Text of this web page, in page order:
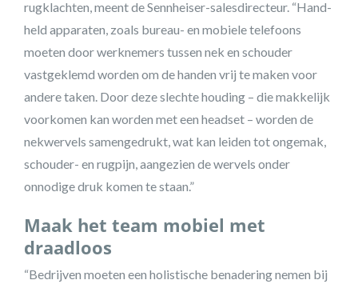
rugklachten, meent de Sennheiser-salesdirecteur. “Hand-
held apparaten, zoals bureau- en mobiele telefoons
moeten door werknemers tussen nek en schouder
vastgeklemd worden om de handen vrij te maken voor
andere taken. Door deze slechte houding – die makkelijk
voorkomen kan worden met een headset – worden de
nekwervels samengedrukt, wat kan leiden tot ongemak,
schouder- en rugpijn, aangezien de wervels onder
onnodige druk komen te staan.”
Maak het team mobiel met
draadloos
“Bedrijven moeten een holistische benadering nemen bij